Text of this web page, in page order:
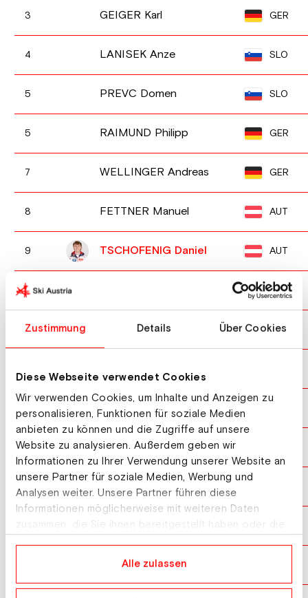
Zustimmung Details Über Cookies
Diese Webseite verwendet Cookies
Wir verwenden Cookies, um Inhalte und Anzeigen zu
personalisieren, Funktionen für soziale Medien
anbieten zu können und die Zugriffe auf unsere
Website zu analysieren. Außerdem geben wir
Informationen zu Ihrer Verwendung unserer Website an
unsere Partner für soziale Medien, Werbung und
Analysen weiter. Unsere Partner führen diese
Informationen möglicherweise mit weiteren Daten
zusammen, die Sie ihnen bereitgestellt haben oder die
Alle zulassen
3 GEIGER Karl GER
4 LANISEK Anze SLO
5 PREVC Domen SLO
5 RAIMUND Philipp GER
7 WELLINGER Andreas GER
8 FETTNER Manuel AUT
9 TSCHOFENIG Daniel AUT
10 AUT
11 EMBACHER Stephan AUT
PEIER Killian
14 NAKAMURA Naoki
15 NIKAIDO Ren
ZOGRAFSKI Vladimir
WASEK Pawel